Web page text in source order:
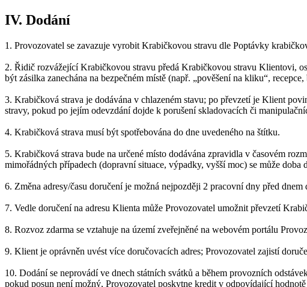
IV. Dodání
1. Provozovatel se zavazuje vyrobit Krabičkovou stravu dle Poptávky
2. Řidič rozvážející Krabičkovou stravu předá Krabičkovou stravu Klientovi,
být zásilka zanechána na bezpečném místě (např. „pověšení na kliku“,
3. Krabičková strava je dodávána v chlazeném stavu; po převzetí je Klient
stravy, pokud po jejím odevzdání dojde k porušení skladovacích či
4. Krabičková strava musí být spotřebována do dne uvedeného na štítku.
5. Krabičková strava bude na určené místo dodávána zpravidla v časovém
mimořádných případech (dopravní situace, výpadky, vyšší moc) se může
6. Změna adresy/času doručení je možná nejpozději 2 pracovní dny před
7. Vedle doručení na adresu Klienta může Provozovatel umožnit převzetí
8. Rozvoz zdarma se vztahuje na území zveřejněné na webovém portálu
9. Klient je oprávněn uvést více doručovacích adres; Provozovatel zajistí
10. Dodání se neprovádí ve dnech státních svátků a během provozních
pokud posun není možný, Provozovatel poskytne kredit v odpovídající hodnotě